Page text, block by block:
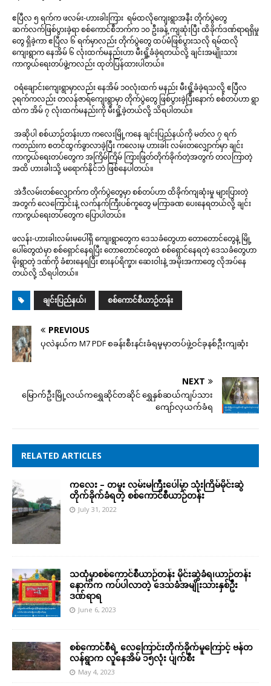
ဧပြီလ ၅ ရက်က ဖလမ်း-ဟားခါးကြား ရမ်ထလိုကျေးရွာအနီး တိုက်ပွဲတွေ
ဆက်လက်ဖြစ်ပွားခဲ့ရာ စစ်ကောင်စီဘက်က ၁၀ ဦးခန့် ကျဆုံးပြီး ထိခိုက်ဒဏ်ရာရရှိမှု
တွေ ရှိခဲ့ကာ ဧပြီလ ၆ ရက်မှာလည်း တိုက်ပွဲတွေ ထပ်မံဖြစ်ပွားသလို ရမ်ထလို
ကျေးရွာက နေအိမ် ၆ လုံးထက်မနည်းဟာ မီးရှို့ခံခဲ့ရတယ်လို့ ချင်းအမျိုးသား
ကာကွယ်ရေးတပ်ဖွဲ့ကလည်း ထုတ်ပြန်ထားပါတယ်။
ဝရံချောင်းကျေးရွာမှာလည်း နေအိမ် ၁ဝလုံးထက် မနည်း မီးရှို့ခံခဲ့ရသလို့ ဧပြီလ
၃ရက်ကလည်း တလန်ဇာရ်ကျေးရွာမှာ တိုက်ပွဲတွေ ဖြစ်ပွားခဲ့ပြီးနောက် စစ်တပ်ဟာ ရွာ
ထဲက အိမ် ၇ လုံးထက်မနည်းကို မီးရှို့ခဲ့တယ်လို့ သိရပါတယ်။
အဆိုပါ စစ်ယာဉ်တန်းဟာ ကလေးမြို့ကနေ ချင်းပြည်နယ်ကို မတ်လ ၇ ရက်
ကတည်းက စတင်ထွက်ခွာလာခဲ့ပြီး ကလေးမှ ဟားခါး လမ်းတလျှောက်မှာ ချင်း
ကာကွယ်ရေးတပ်တွေက အကြိမ်ကြိမ် ကြားဖြတ်တိုက်ခိုက်တဲ့အတွက် တလကြာတဲ့
အထိ ဟားခါးသို့ မရောက်နိုင်ဘဲ ဖြစ်နေပါတယ်။
အဲဒီလမ်းတစ်လျှောက်က တိုက်ပွဲတွေမှာ စစ်တပ်ဟာ ထိခိုက်ကျဆုံးမှု များပြားတဲ့
အတွက် လေကြောင်းနဲ့ လက်နက်ကြီးပစ်ကူတွေ မကြာခဏ ပေးနေရတယ်လို့ ချင်း
ကာကွယ်ရေးတပ်တွေက ပြောပါတယ်။
ဖလန်း-ဟားခါးလမ်းမပေါ်ရှိ ကျေးရွာတွေက ဒေသခံတွေဟာ တောတောင်တွေနဲ့ မြို့
ပေါ်တွေထဲမှာ စစ်ရှောင်နေရပြီး တောတောင်တွေထဲ စစ်ရှောင်နေရတဲ့ ဒေသခံတွေဟာ
မိုးရွာတဲ့ ဒဏ်ကို ခံစားနေရပြီး စားနပ်ရိက္ခာ၊ ဆေးဝါးနဲ့ အမိုးအကာတွေ လိုအပ်နေ
တယ်လို့ သိရပါတယ်။
ချင်းပြည်နယ်၊ စစ်ကောင်စီယာဉ်တန်း
PREVIOUS
ပုလဲနယ်က M7 PDF စခန်းစီးနင်းခံရမှုမှာတပ်ဖွဲ့ဝင်ခုနစ်ဦးကျဆုံး
NEXT
မြောက်ဦးမြို့လယ်ကရွှေဆိုင်တဆိုင် ရွှေနှစ်ဆယ်ကျပ်သား
ကျော်လုယက်ခံရ
RELATED ARTICLES
ကလေး – တမူး လမ်းမကြီးပေါ်မှာ သုံးကြိမ်မိုင်းဆွဲ
တိုက်ခိုက်ခံရတဲ့ စစ်ကောင်စီယာဉ်တန်း
July 31, 2022
သထုံမှာစစ်ကောင်စီယာဉ်တန်း မိုင်းဆွဲခံရ၊ယာဉ်တန်း
နောက်က ကပ်ပါလာတဲ့ ဒေသခံအမျိုးသားနှစ်ဦး
ဒဏ်ရာရ
June 6, 2023
စစ်ကောင်စီရဲ့ လေကြောင်းတိုက်ခိုက်မူကြောင့် ဗန်တ
လန်ရွာက လူနေအိမ် ၁၅လုံး ပျက်စီး
May 4, 2023